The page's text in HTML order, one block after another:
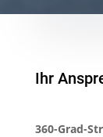
Ihr
360-Grad-